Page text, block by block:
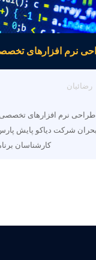
رضائیان
بحران شرکت دیاکو پایش
کارشناسان